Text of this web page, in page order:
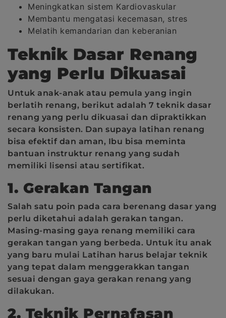
Meningkatkan sistem Kardiovaskular
Membantu mengatasi kecemasan, stres
Melatih kemandarian dan keberanian
Teknik Dasar Renang
yang Perlu Dikuasai
Untuk anak-anak atau pemula yang ingin
berlatih renang, berikut adalah 7 teknik dasar
renang yang perlu dikuasai dan dipraktikkan
secara konsisten. Dan supaya latihan renang
bisa efektif dan aman, Ibu bisa meminta
bantuan instruktur renang yang sudah
memiliki lisensi atau sertifikat.
1. Gerakan Tangan
Salah satu poin pada cara berenang dasar yang
perlu diketahui adalah gerakan tangan.
Masing-masing gaya renang memiliki cara
gerakan tangan yang berbeda. Untuk itu anak
yang baru mulai Latihan harus belajar teknik
yang tepat dalam menggerakkan tangan
sesuai dengan gaya gerakan renang yang
dilakukan.
2. Teknik Pernafasan